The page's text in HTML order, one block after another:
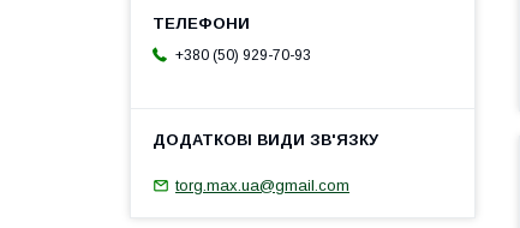
+380 (50) 929-70-93
torg.max.ua@gmail.com